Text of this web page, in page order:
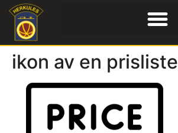
ikon av en prisliste